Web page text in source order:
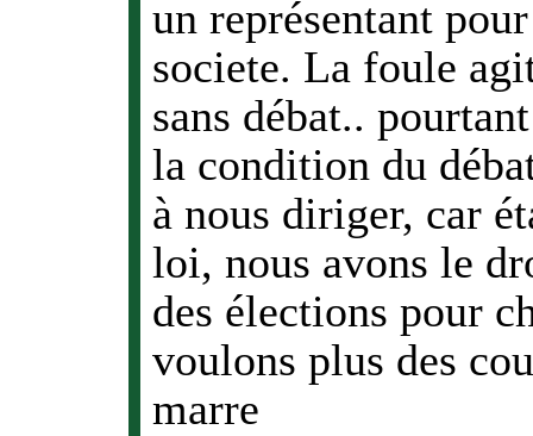
un représentant
societe. La foule
sans débat..
la condition du
à nous diriger, car
loi, nous avons le
des élections pour
voulons plus des
marre